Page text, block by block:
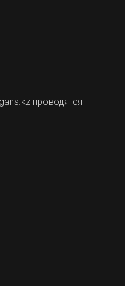
проводятся